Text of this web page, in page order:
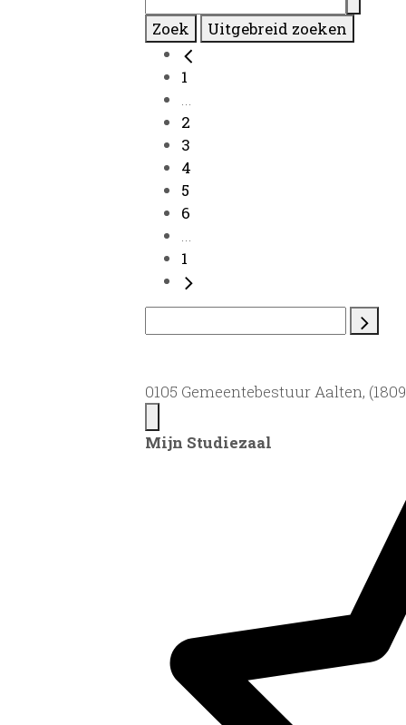
Zoek Uitgebreid zoeken
1
...
2
3
4
5
6
...
1
0105 Gemeentebestuur Aalten,
Mijn Studiezaal